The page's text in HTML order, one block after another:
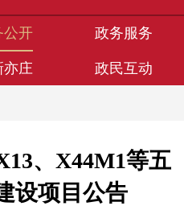
公开 政务服务
亦庄 政民互动
、X44M1等五
设项目公告